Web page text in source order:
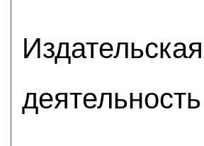
Издательская
деятельность